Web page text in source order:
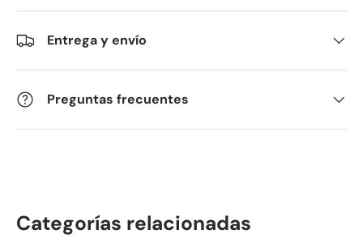
Entrega y envío
Preguntas frecuentes
Categorías relacionadas